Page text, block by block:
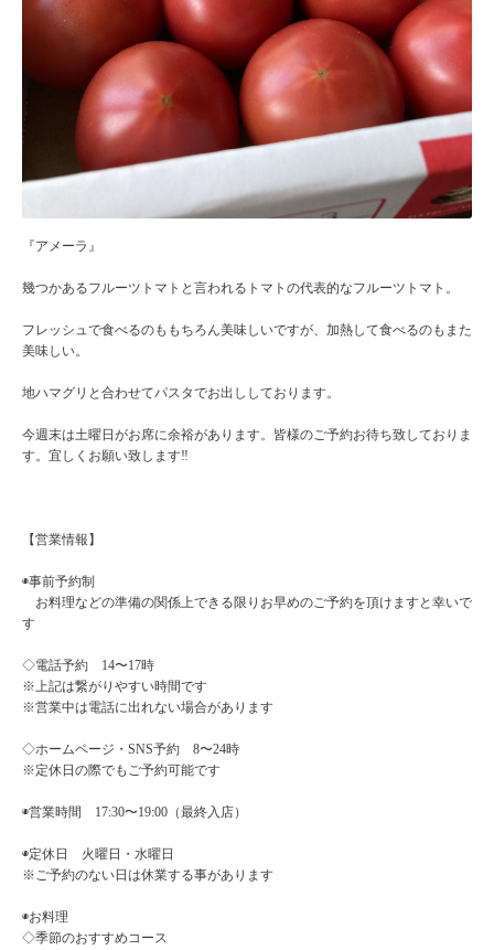
『アメーラ』
幾つかあるフルーツトマトと言われるトマトの代表的なフルーツトマト。
フレッシュで食べるのももちろん美味しいですが、加熱して食べるのもまた
美味しい。
地ハマグリと合わせてパスタでお出ししております。
今週末は土曜日がお席に余裕があります。皆様のご予約お待ち致しておりま
す。宜しくお願い致します‼️
【営業情報】
◉事前予約制
お料理などの準備の関係上できる限りお早めのご予約を頂けますと幸いで
す
◇電話予約 14〜17時
※上記は繋がりやすい時間です
※営業中は電話に出れない場合があります
◇ホームページ・SNS予約 8〜24時
※定休日の際でもご予約可能です
◉営業時間 17:30〜19:00（最終入店）
◉定休日 火曜日・水曜日
※ご予約のない日は休業する事があります
◉お料理
◇季節のおすすめコース